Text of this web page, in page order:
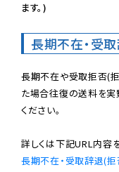
ます。)
長期不在・受
長期不在や受取拒否(
た場合往復の送料を実
ください。
長期不在・受取辞退(